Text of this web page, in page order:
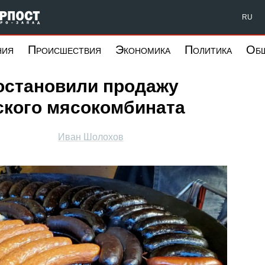
Форпост Северо-Запад RU
Происшествия Экономика Политика
продажу
мясокомбината
Иван Шолохов